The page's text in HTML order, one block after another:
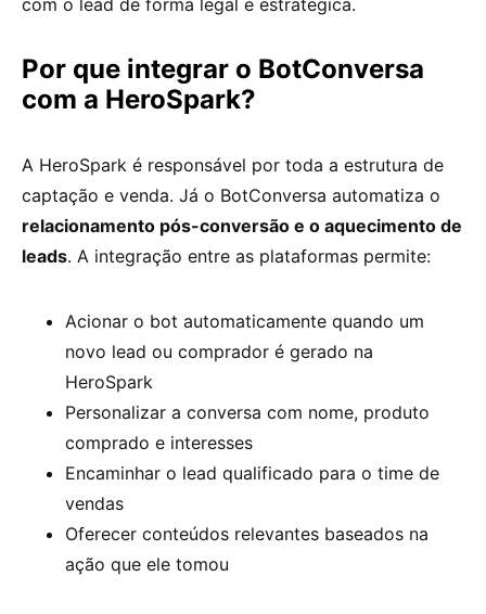
com o lead de forma legal e estratégica.
Por que integrar o BotConversa
com a HeroSpark?
A HeroSpark é responsável por toda a estrutura de
captação e venda. Já o BotConversa automatiza o
relacionamento pós-conversão e o aquecimento de
leads. A integração entre as plataformas permite:
Acionar o bot automaticamente quando um
novo lead ou comprador é gerado na
HeroSpark
Personalizar a conversa com nome, produto
comprado e interesses
Encaminhar o lead qualificado para o time de
vendas
Oferecer conteúdos relevantes baseados na
ação que ele tomou